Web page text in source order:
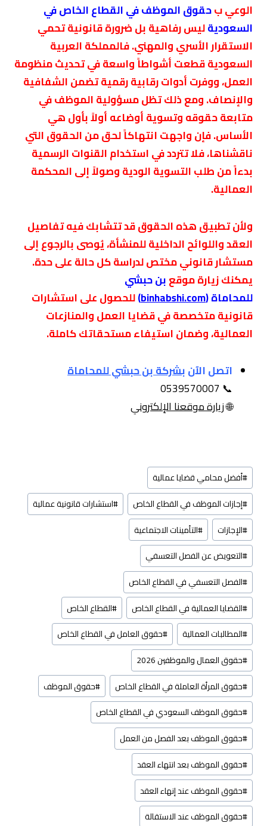
الوعي بحقوق الموظف في القطاع الخاص في
السعوديةليس رفاهية بل ضرورة قانونية تحمي
الاستقرار الأسري والمهني. فالمملكة العربية
السعودية قطعت أشواطاً واسعة في تحديث منظومة
العمل، ووفرت أدوات رقابية رقمية تضمن الشفافية
والإنصاف. ومع ذلك تظل مسؤولية الموظف في
متابعة حقوقه وتسوية أوضاعه أولاً بأول هي
الأساس. فإن واجهت انتهاكاً لحق من الحقوق التي
ناقشناها، فلا تتردد في استخدام القنوات الرسمية
بدءاً من طلب التسوية الودية وصولاً إلى المحكمة
العمالية.
ولأن تطبيق هذه الحقوق قد تتشابك فيه تفاصيل
العقد واللوائح الداخلية للمنشأة، يُوصى بالرجوع إلى
مستشار قانوني مختص لدراسة كل حالة على حدة.
يمكنك زيارة موقعبن حبشي
للمحاماة(
binhabshi.com
)للحصول على استشارات
قانونية متخصصة في قضايا العمل والمنازعات
العمالية، وضمان استيفاء مستحقاتك كاملة.
اتصل الآنبشركةبن حبشي للمحاماة
📞 0539570007
🌐زيارة موقعنا الإلكتروني
وسوم
المقال:
#أفضل محامي قضايا عمالية
#إجازات الموظف في القطاع الخاص #استشارات قانونية عمالية
#الإجازات #التأمينات الاجتماعية
#التعويض عن الفصل التعسفي
#الفصل التعسفي في القطاع الخاص
#القضايا العمالية في القطاع الخاص #القطاع الخاص
#المطالبات العمالية #حقوق العامل في القطاع الخاص
#حقوق العمال والموظفين 2026
#حقوق المرأة العاملة في القطاع الخاص #حقوق الموظف
#حقوق الموظف السعودي في القطاع الخاص
#حقوق الموظف بعد الفصل من العمل
#حقوق الموظف بعد انتهاء العقد
#حقوق الموظف عند إنهاء العقد
#حقوق الموظف عند الاستقالة